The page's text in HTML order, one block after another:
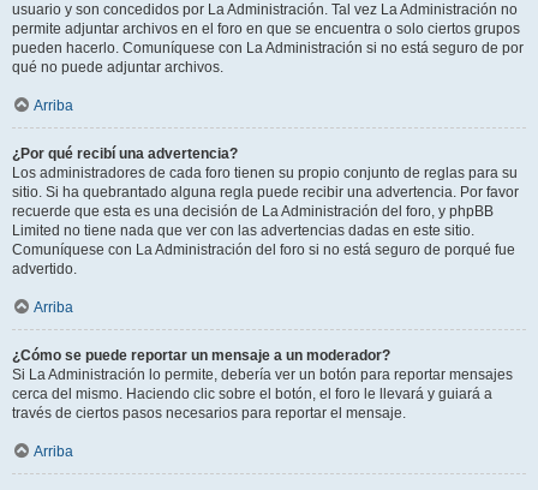
usuario y son concedidos por La Administración. Tal vez La Administración no
permite adjuntar archivos en el foro en que se encuentra o solo ciertos grupos
pueden hacerlo. Comuníquese con La Administración si no está seguro de por
qué no puede adjuntar archivos.
Arriba
¿Por qué recibí una advertencia?
Los administradores de cada foro tienen su propio conjunto de reglas para su
sitio. Si ha quebrantado alguna regla puede recibir una advertencia. Por favor
recuerde que esta es una decisión de La Administración del foro, y phpBB
Limited no tiene nada que ver con las advertencias dadas en este sitio.
Comuníquese con La Administración del foro si no está seguro de porqué fue
advertido.
Arriba
¿Cómo se puede reportar un mensaje a un moderador?
Si La Administración lo permite, debería ver un botón para reportar mensajes
cerca del mismo. Haciendo clic sobre el botón, el foro le llevará y guiará a
través de ciertos pasos necesarios para reportar el mensaje.
Arriba